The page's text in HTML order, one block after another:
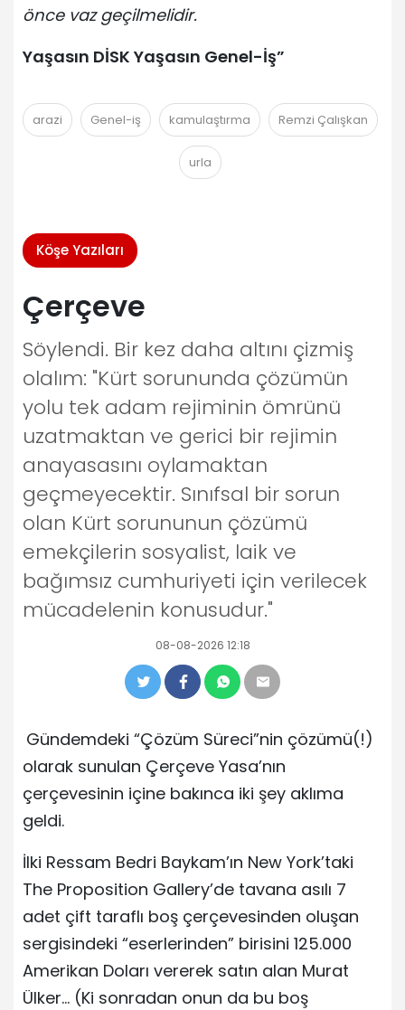
önce vaz geçilmelidir.
Yaşasın DİSK Yaşasın Genel-İş”
arazi Genel-iş kamulaştırma Remzi Çalışkan
urla
Köşe Yazıları
Çerçeve
Söylendi. Bir kez daha altını çizmiş
olalım: "Kürt sorununda çözümün
yolu tek adam rejiminin ömrünü
uzatmaktan ve gerici bir rejimin
anayasasını oylamaktan
geçmeyecektir. Sınıfsal bir sorun
olan Kürt sorununun çözümü
emekçilerin sosyalist, laik ve
bağımsız cumhuriyeti için verilecek
mücadelenin konusudur."
08-08-2026 12:18
Gündemdeki “Çözüm Süreci”nin çözümü(!)
olarak sunulan Çerçeve Yasa’nın
çerçevesinin içine bakınca iki şey aklıma
geldi.
İlki Ressam Bedri Baykam’ın New York’taki
The Proposition Gallery’de tavana asılı 7
adet çift taraflı boş çerçevesinden oluşan
sergisindeki “eserlerinden” birisini 125.000
Amerikan Doları vererek satın alan Murat
Ülker… (Ki sonradan onun da bu boş